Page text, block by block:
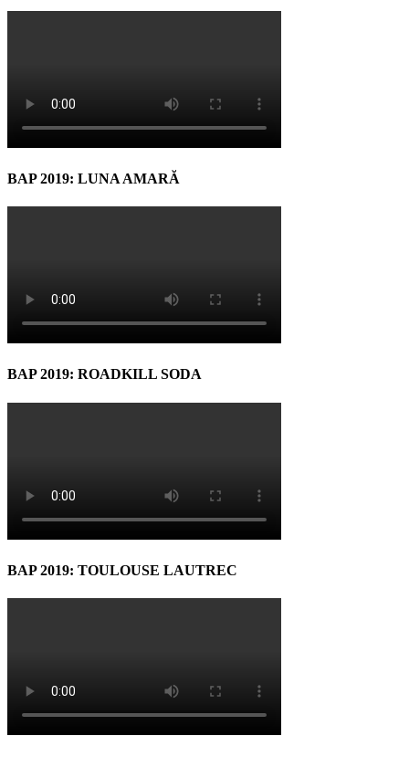
BAP 2019: LUNA AMARĂ
BAP 2019: ROADKILL SODA
BAP 2019: TOULOUSE LAUTREC